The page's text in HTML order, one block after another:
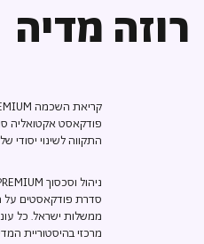
רוזה מדיה
קריאת השכמה PREMIUM
פודקאסט אקטואליה
התקווה לשינוי יסודי
ניהול וסכסוך PREMIUM
סדרת פודקאסטים על
ממשלות ישראל. כל
מרכזי בהיסטוריית